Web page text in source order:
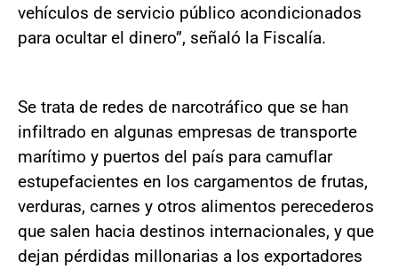
vehículos de servicio público acondicionados
para ocultar el dinero”, señaló la Fiscalía.
Se trata de redes de narcotráfico que se han
infiltrado en algunas empresas de transporte
marítimo y puertos del país para camuflar
estupefacientes en los cargamentos de frutas,
verduras, carnes y otros alimentos perecederos
que salen hacia destinos internacionales, y que
dejan pérdidas millonarias a los exportadores